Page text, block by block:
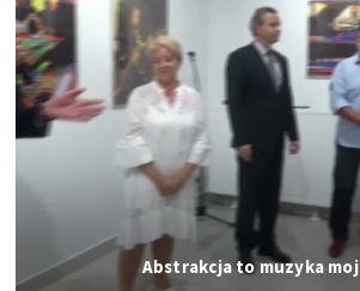
Abstrakcja to muzyka